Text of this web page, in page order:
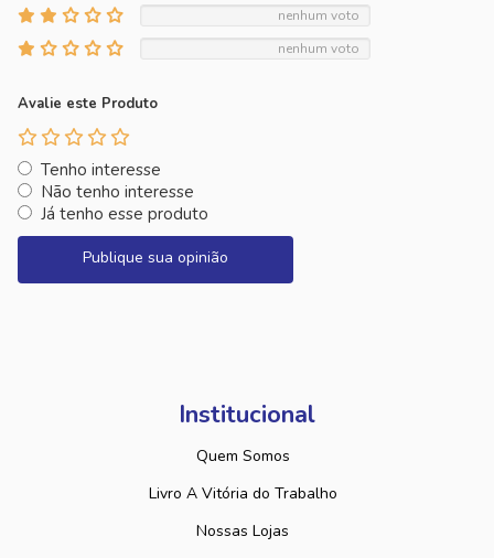
nenhum voto
nenhum voto
Avalie este Produto
Tenho interesse
Não tenho interesse
Já tenho esse produto
Publique sua opinião
Institucional
Quem Somos
Livro A Vitória do Trabalho
Nossas Lojas